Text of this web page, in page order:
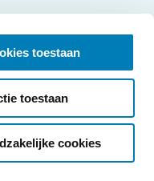
toestaan
toestaan
cookies